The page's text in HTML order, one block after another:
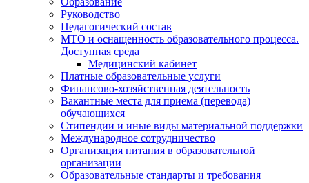
Руководство
Педагогический состав
МТО и оснащенность образовательного процесса.
Доступная среда
Медицинский кабинет
Платные образовательные услуги
Финансово-хозяйственная деятельность
Вакантные места для приема (перевода)
обучающихся
Стипендии и иные виды материальной поддержки
Международное сотрудничество
Организация питания в образовательной
организации
Образовательные стандарты и требования